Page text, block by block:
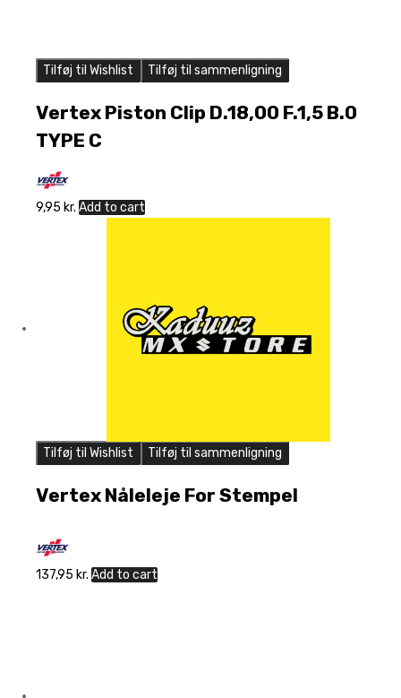
Tilføj til Wishlist Tilføj til sammenligning
Vertex Piston Clip D.18,00 F.1,5 B.0
TYPE C
9,95 kr. Add to cart
Tilføj til Wishlist Tilføj til sammenligning
Vertex Nåleleje For Stempel
137,95 kr. Add to cart